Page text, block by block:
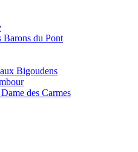
Barons du Pont
Bigoudens
des Carmes